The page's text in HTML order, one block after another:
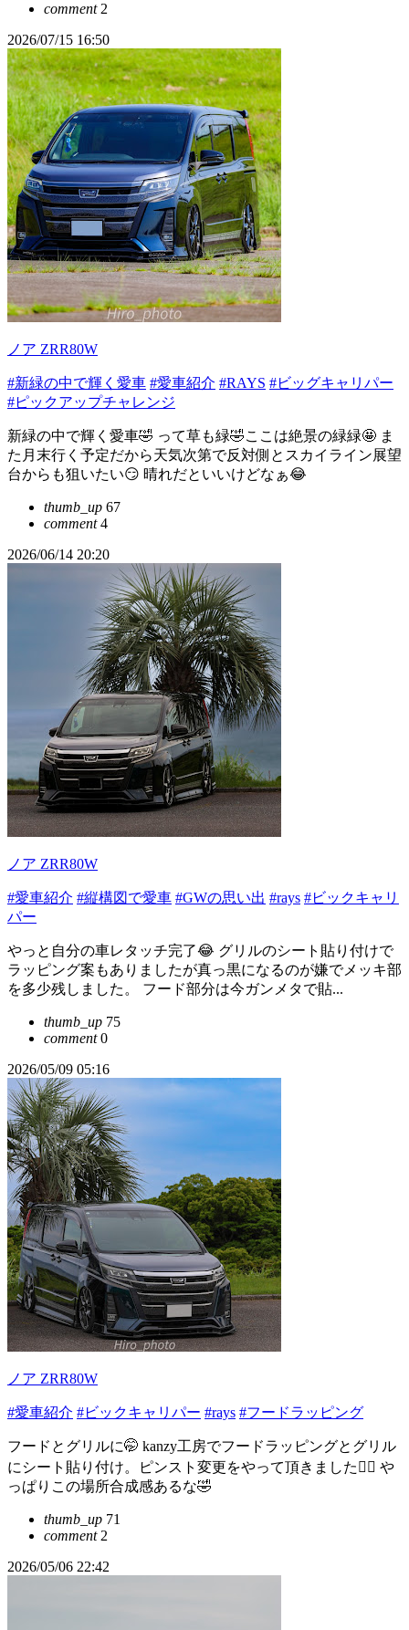
comment2
2026/07/15 16:50
ノア ZRR80W
#新緑の中で輝く愛車 #愛車紹介 #RAYS #ビッグキャリパー
#ピックアップチャレンジ
新緑の中で輝く愛車🤣 って草も緑🤣ここは絶景の緑緑🤩 ま
た月末行く予定だから天気次第で反対側とスカイライン展望
台からも狙いたい😏 晴れだといいけどなぁ😂
thumb_up 67
comment4
2026/06/14 20:20
ノア ZRR80W
#愛車紹介 #縦構図で愛車 #GWの思い出 #rays #ビックキャリ
パー
やっと自分の車レタッチ完了😂 グリルのシート貼り付けで
ラッピング案もありましたが真っ黒になるのが嫌でメッキ部
を多少残しました。 フード部分は今ガンメタで貼...
thumb_up 75
comment0
2026/05/09 05:16
ノア ZRR80W
#愛車紹介 #ビックキャリパー #rays #フードラッピング
フードとグリルに🤭 kanzy工房でフードラッピングとグリル
にシート貼り付け。ピンスト変更をやって頂きました🙇‍♂️ や
っぱりこの場所合成感あるな🤣
thumb_up 71
comment2
2026/05/06 22:42